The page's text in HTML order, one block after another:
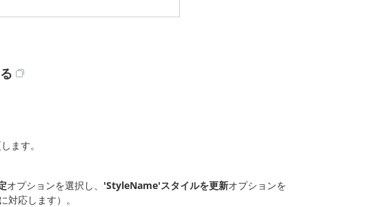
ます。
オプションを選択し、 'StyleName'スタイルを更新オプションを
応します）。